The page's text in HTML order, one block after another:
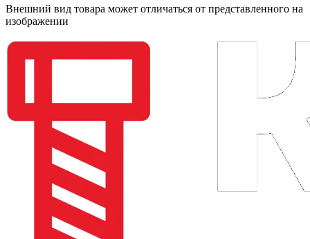
Внешний вид товара может отличаться от представленного на
изображении